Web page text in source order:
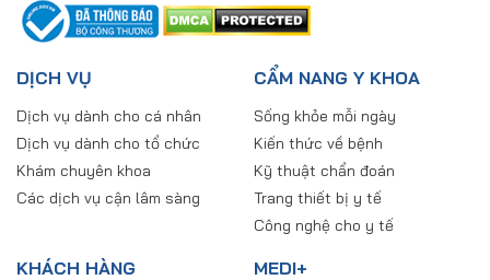
DỊCH VỤ
Dịch vụ dành cho cá nhân
Dịch vụ dành cho tổ chức
Khám chuyên khoa
Các dịch vụ cận lâm sàng
CẨM NANG Y KHOA
Sống khỏe mỗi ngày
Kiến thức về bệnh
Kỹ thuật chẩn đoán
Trang thiết bị y tế
Công nghệ cho y tế
KHÁCH HÀNG MEDI+